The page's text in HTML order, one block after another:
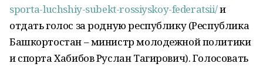
sporta-luchshiy-subekt-rossiyskoy-federatsii/и
отдать голос за родную республику (Республика
Башкортостан – министр молодежной политики
и спорта Хабибов Руслан Тагирович). Голосовать